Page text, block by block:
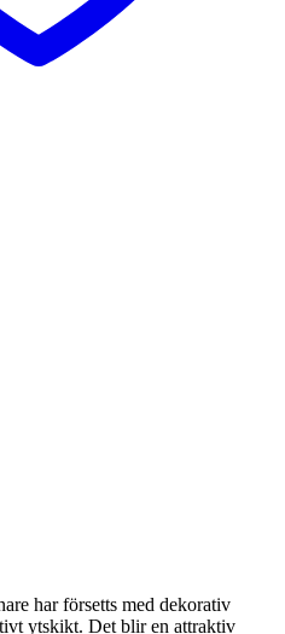
har försetts med dekorativ
ytskikt. Det blir en attraktiv